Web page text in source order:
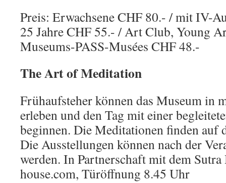
Preis: Erwachsene CHF 80.- / mit IV-
25 Jahre CHF 55.- / Art Club, Young
Museums-PASS-Musées CHF 48.-
The Art of Meditation
Frühaufsteher können das Museum in
erleben und den Tag mit einer
beginnen. Die Meditationen finden auf
Die Ausstellungen können nach der
werden. In Partnerschaft mit dem
house.com, Türöffnung 8.45 Uhr